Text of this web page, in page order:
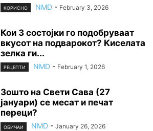
КОРИСНО NMD - February 3, 2026
Кои 3 состојки го подобруваат
вкусот на подварокот? Киселата
зелка ги...
РЕЦЕПТИ NMD - February 1, 2026
Зошто на Свети Сава (27
јануари) се месат и печат
переци?
ОБИЧАИ NMD - January 26, 2026